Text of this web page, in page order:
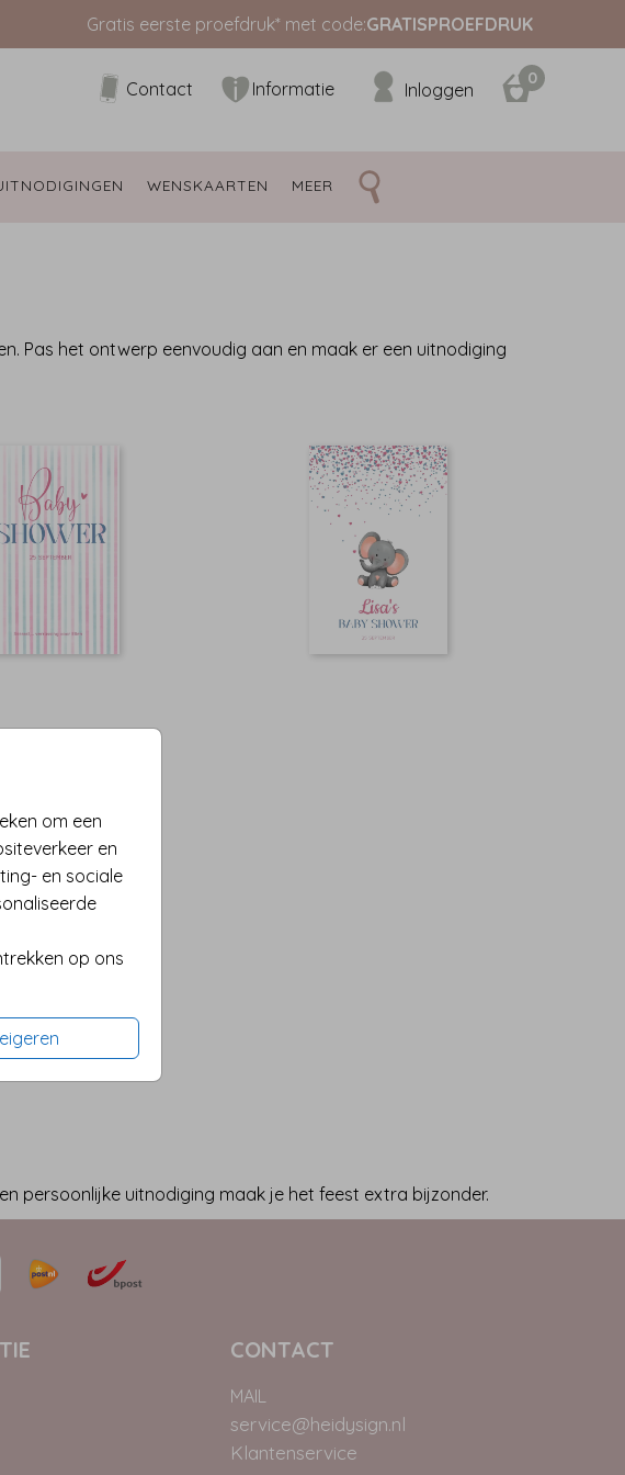
Gratis eerste proefdruk* met code:GRATISPROEFDRUK
Contact Informatie Inloggen
0
WENSKAARTEN MEER
om een
en
en sociale
op ons
Pas het ontwerp eenvoudig aan en maak er een uitnodiging
persoonlijke uitnodiging maak je het feest extra bijzonder.
CONTACT
MAIL
service@heidysign.nl
Klantenservice